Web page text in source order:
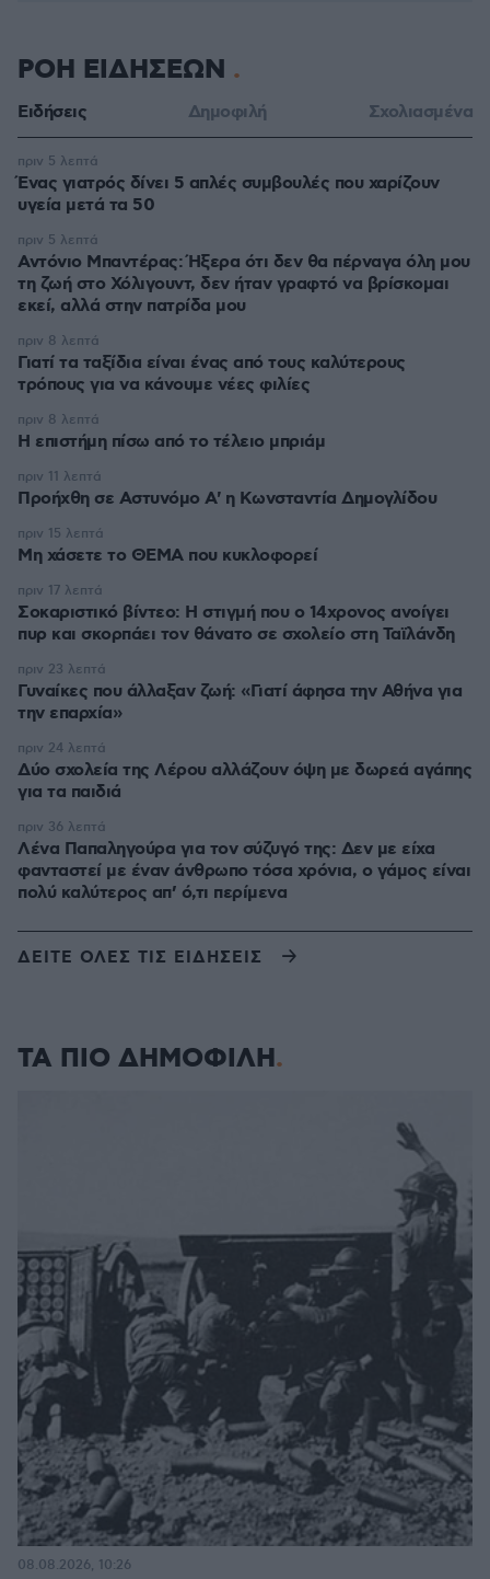
ΡΟΗ ΕΙΔΗΣΕΩΝ
Ειδήσεις Δημοφιλή Σχολιασμένα
Ένας γιατρός δίνει 5 απλές συμβουλές που χαρίζουν
υγεία μετά τα 50
πριν 5 λεπτά
Αντόνιο Μπαντέρας: Ήξερα ότι δεν θα πέρναγα όλη μου
τη ζωή στο Χόλιγουντ, δεν ήταν γραφτό να βρίσκομαι
εκεί, αλλά στην πατρίδα μου
πριν 5 λεπτά
Γιατί τα ταξίδια είναι ένας από τους καλύτερους
τρόπους για να κάνουμε νέες φιλίες
πριν 8 λεπτά
Η επιστήμη πίσω από το τέλειο μπριάμ
πριν 8 λεπτά
Προήχθη σε Αστυνόμο Α' η Κωνσταντία Δημογλίδου
πριν 11 λεπτά
Μη χάσετε το ΘΕΜΑ που κυκλοφορεί
πριν 15 λεπτά
Σοκαριστικό βίντεο: Η στιγμή που ο 14χρονος ανοίγει
πυρ και σκορπάει τον θάνατο σε σχολείο στη Ταϊλάνδη
πριν 17 λεπτά
Γυναίκες που άλλαξαν ζωή: «Γιατί άφησα την Αθήνα για
την επαρχία»
πριν 23 λεπτά
Δύο σχολεία της Λέρου αλλάζουν όψη με δωρεά αγάπης
για τα παιδιά
πριν 24 λεπτά
Λένα Παπαληγούρα για τον σύζυγό της: Δεν με είχα
φανταστεί με έναν άνθρωπο τόσα χρόνια, ο γάμος είναι
πολύ καλύτερος απ’ ό,τι περίμενα
πριν 36 λεπτά
ΔΕΙΤΕ ΟΛΕΣ ΤΙΣ ΕΙΔΗΣΕΙΣ
ΤΑ ΠΙΟ ΔΗΜΟΦΙΛΗ
08.08.2026, 10:26